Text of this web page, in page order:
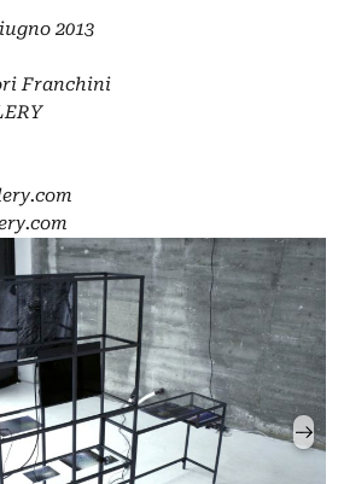
2013
Franchini